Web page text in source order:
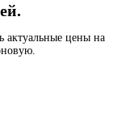
актуальные цены на